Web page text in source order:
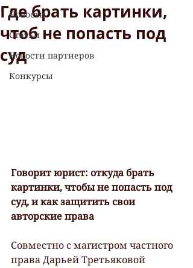
Новости
Статьи
Новости партнеров
Конкурсы
Где брать картинки,
чтоб не попасть под
суд
Говорит юрист: откуда брать
картинки, чтобы не попасть под
суд, и как защитить свои
авторские права
Совместно с магистром частного
права Дарьей Третьяковой